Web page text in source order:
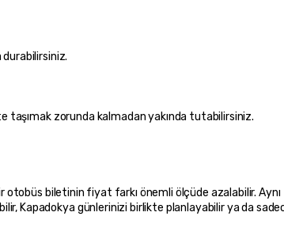
taşımak zorunda kalmadan yakında tutabilirsiniz.
otobüs biletinin fiyat farkı önemli ölçüde azalabilir. Aynı
Kapadokya günlerinizi birlikte planlayabilir ya da